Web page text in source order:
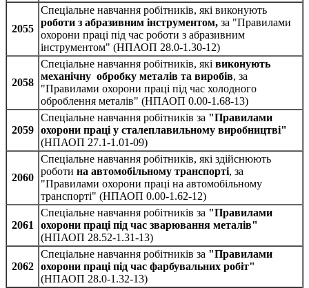
2055
Спеціальне навчання робітників, які виконують
роботи з абразивним інструментом, за "Правилами
охорони праці під час роботи з абразивним
інструментом" (НПАОП 28.0-1.30-12)
2058
Спеціальне навчання робітників, які виконують
механічну обробку металів та виробів, за
"Правилами охорони праці під час холодного
оброблення металів" (НПАОП 0.00-1.68-13)
2059
Спеціальне навчання робітників за "Правилами
охорони праці у сталеплавильному виробництві"
(НПАОП 27.1-1.01-09)
2060
Спеціальне навчання робітників, які здійснюють
роботи на автомобільному транспорті, за
"Правилами охорони праці на автомобільному
транспорті" (НПАОП 0.00-1.62-12)
2061
Спеціальне навчання робітників за "Правилами
охорони праці під час зварювання металів"
(НПАОП 28.52-1.31-13)
2062
Спеціальне навчання робітників за "Правилами
охорони праці під час фарбувальних робіт"
(НПАОП 28.0-1.32-13)